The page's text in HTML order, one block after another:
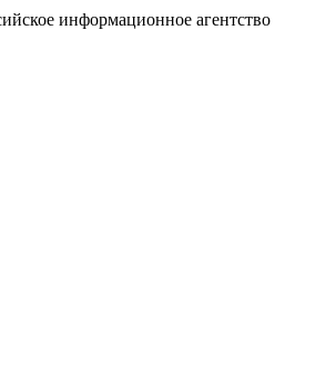
информационное агентство